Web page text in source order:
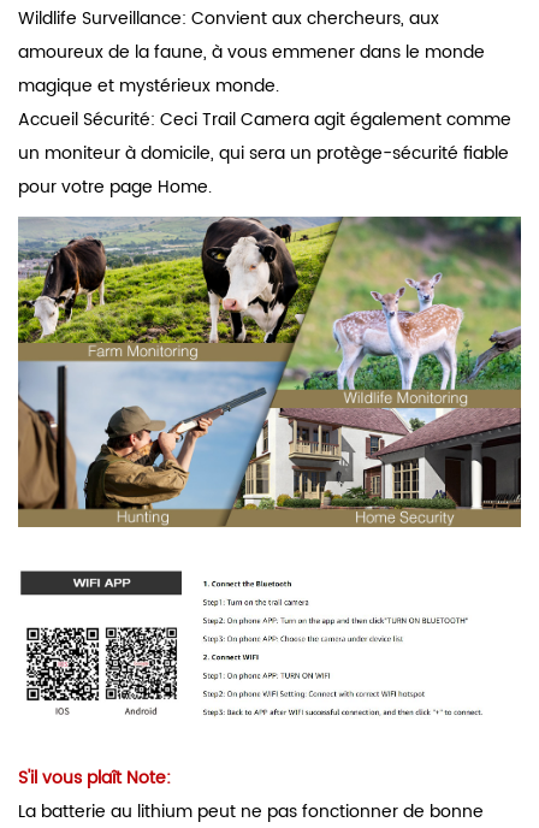
Wildlife Surveillance: Convient aux chercheurs, aux
amoureux de la faune, à vous emmener dans le monde
magique et mystérieux monde.
Accueil Sécurité: Ceci Trail Camera agit également comme
un moniteur à domicile, qui sera un protège-sécurité fiable
pour votre page Home.
S'il vous plaît Note:
La batterie au lithium peut ne pas fonctionner de bonne